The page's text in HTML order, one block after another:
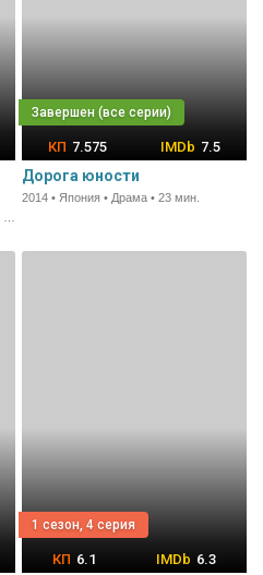
7.575 7.5
Дорога юности
2014 • Япония • Драма • 23 мин.
1 сезон, 4 серия
6.1 6.3